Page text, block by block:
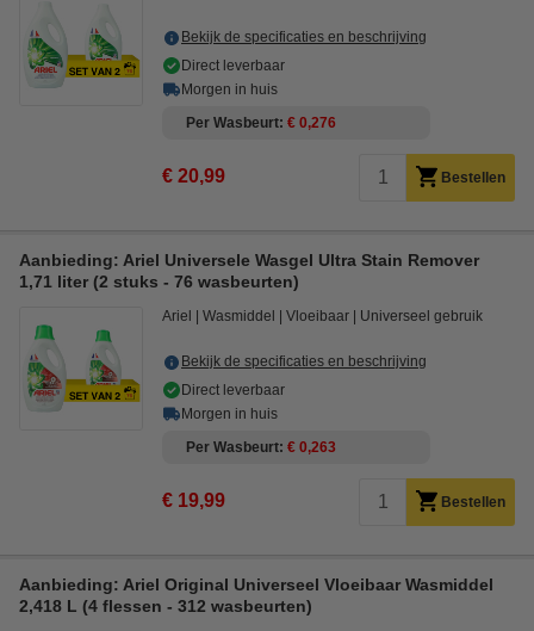
Bekijk de specificaties en beschrijving
Direct leverbaar
Morgen in huis
Per Wasbeurt € 0,276
€ 20,99 Bestellen
Aanbieding: Ariel Universele Wasgel Ultra Stain Remover
1,71 liter (2 stuks - 76 wasbeurten)
Ariel Wasmiddel Vloeibaar Universeel gebruik
Bekijk de specificaties en beschrijving
Direct leverbaar
Morgen in huis
Per Wasbeurt € 0,263
€ 19,99 Bestellen
Aanbieding: Ariel Original Universeel Vloeibaar Wasmiddel
2,418 L (4 flessen - 312 wasbeurten)